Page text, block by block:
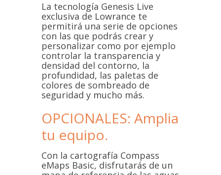
La tecnología Genesis Live
exclusiva de Lowrance te
permitirá una serie de opciones
con las que podrás crear y
personalizar como por ejemplo
controlar la transparencia y
densidad del contorno, la
profundidad, las paletas de
colores de sombreado de
seguridad y mucho más.
OPCIONALES: Amplia
tu equipo.
Con la cartografía Compass
eMaps Basic, disfrutarás de un